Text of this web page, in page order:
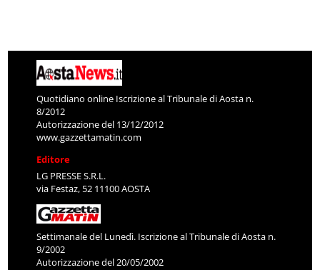
Quotidiano online Iscrizione al Tribunale di Aosta n.
8/2012
Autorizzazione del 13/12/2012
www.gazzettamatin.com
Editore
LG PRESSE S.R.L.
via Festaz, 52 11100 AOSTA
Settimanale del Lunedì. Iscrizione al Tribunale di Aosta n.
9/2002
Autorizzazione del 20/05/2002